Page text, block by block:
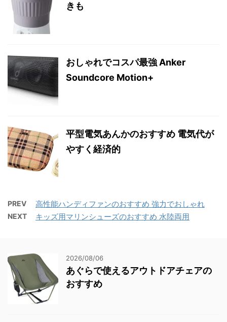
きも
おしゃれでコスパ最強 Anker
Soundcore Motion+
平型電気あんかのおすすめ 電気代が
やすく経済的
PREV 高性能ハンディファンのおすすめ 強力でおしゃれ
NEXT キッズ用マリンシューズのおすすめ 水陸両用
2026/08/06
あぐらで使えるアウトドアチェアの
おすすめ